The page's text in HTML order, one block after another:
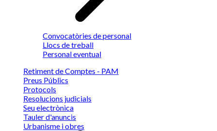
Convocatòries de personal
Llocs de treball
Personal eventual
Retiment de Comptes - PAM
Preus Públics
Protocols
Resolucions judicials
Seu electrònica
Tauler d'anuncis
Urbanisme i obres